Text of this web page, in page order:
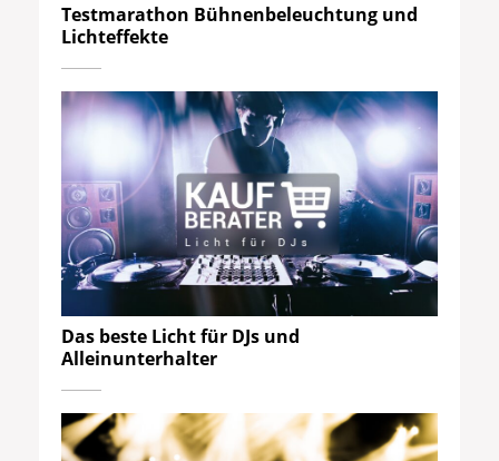
Testmarathon Bühnenbeleuchtung und
Lichteffekte
Das beste Licht für DJs und
Alleinunterhalter